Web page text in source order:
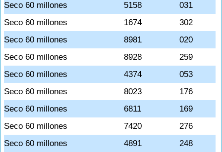
Seco 60 millones
5158
031
Seco 60 millones
1674
302
Seco 60 millones
8981
020
Seco 60 millones
8928
259
Seco 60 millones
4374
053
Seco 60 millones
8023
176
Seco 60 millones
6811
169
Seco 60 millones
7420
276
Seco 60 millones
4891
248